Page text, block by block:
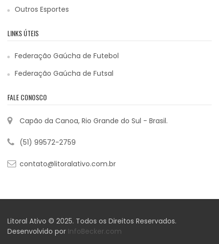
Outros Esportes
LINKS ÚTEIS
Federação Gaúcha de Futebol
Federação Gaúcha de Futsal
FALE CONOSCO
Capão da Canoa, Rio Grande do Sul - Brasil.
(51) 99572-2759
contato@litoralativo.com.br
Litoral Ativo © 2025. Todos os Direitos Reservados.
Desenvolvido por InfoBecker.com